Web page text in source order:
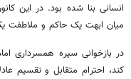
انسانی بنا شده بود. در این
میان ابهت یک حاکم و
در بازخوانی سیره همسرداری
کند، احترام متقابل و تقسیم